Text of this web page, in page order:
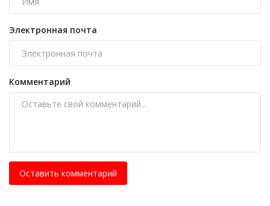
Электронная почта
Комментарий
Оставить комментарий